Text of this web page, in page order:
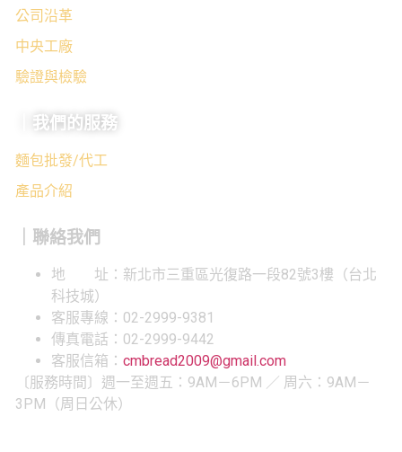
公司沿革
中央工廠
驗證與檢驗
｜我們的服務
麵包批發/代工
產品介紹
｜聯絡我們
地 址：新北市三重區光復路一段82號3樓（台北
科技城）
客服專線：02-2999-9381
傳真電話：02-2999-9442
客服信箱： cmbread2009@gmail.com
〔服務時間〕週一至週五：9AM－6PM ／ 周六：9AM－
3PM（周日公休）